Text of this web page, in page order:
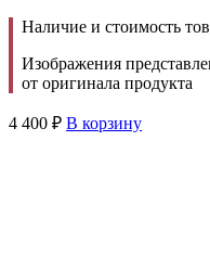
Наличие и стоимость
Изображения
от оригинала продукта
4 400 ₽ В корзину